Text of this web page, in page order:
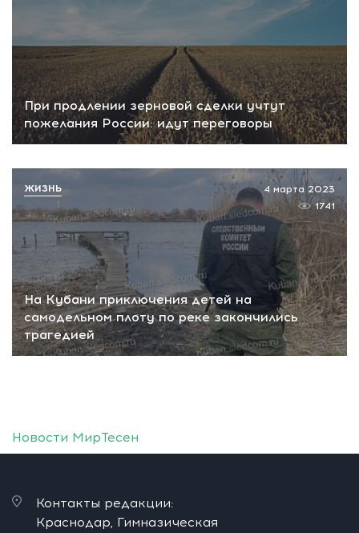
При продлении зерновой сделки учтут
пожелания России: идут переговоры
На Кубани приключения детей на
самодельном плоту по реке закончились
трагедией
4 марта 2023
1741
ЖИЗНЬ
Новости МирТесен
Контакты редакции:
Краснодар, Гимназическая